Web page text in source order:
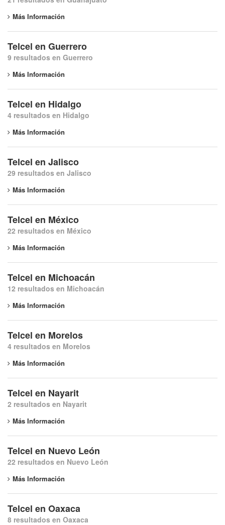
Más Información
Telcel en Guerrero
9 resultados en Guerrero
Más Información
Telcel en Hidalgo
4 resultados en Hidalgo
Más Información
Telcel en Jalisco
29 resultados en Jalisco
Más Información
Telcel en México
22 resultados en México
Más Información
Telcel en Michoacán
12 resultados en Michoacán
Más Información
Telcel en Morelos
4 resultados en Morelos
Más Información
Telcel en Nayarit
2 resultados en Nayarit
Más Información
Telcel en Nuevo León
22 resultados en Nuevo León
Más Información
Telcel en Oaxaca
8 resultados en Oaxaca